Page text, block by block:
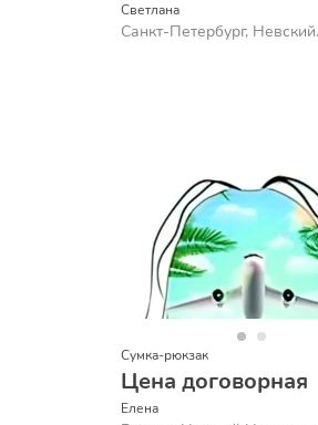
Светлана
Санкт-Петербург, Невский
Сумка-рюкзак
Цена договорная
Елена